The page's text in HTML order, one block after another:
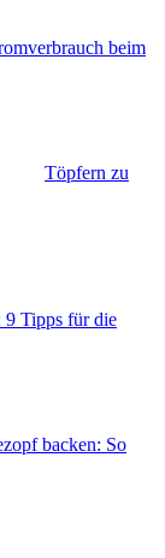
beim
Töpfern zu
9 Tipps für die
backen: So